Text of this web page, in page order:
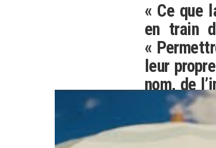
« Ce que
en train
«
leur
nom, de
cela
à mener
étranger. »